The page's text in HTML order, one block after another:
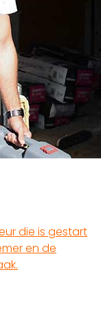
die is gestart
en de